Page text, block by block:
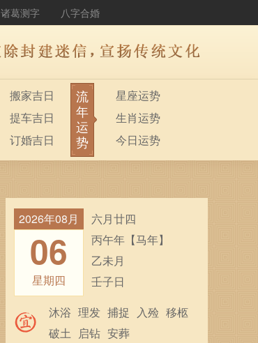
诸葛测字 八字合婚
搬家吉日
提车吉日
订婚吉日
流
年
运
势
星座运势
生肖运势
今日运势
2026年08月
06
星期四
六月廿四
丙午年【马年】
乙未月
壬子日
沐浴 理发 捕捉 入殓 移柩
破土 启钻 安葬